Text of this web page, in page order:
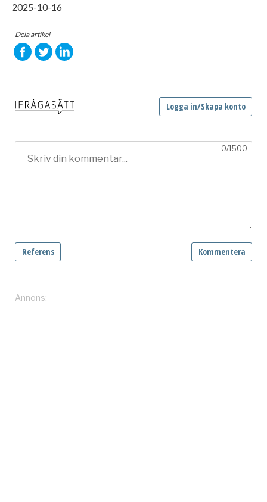
2025-10-16
Dela artikel